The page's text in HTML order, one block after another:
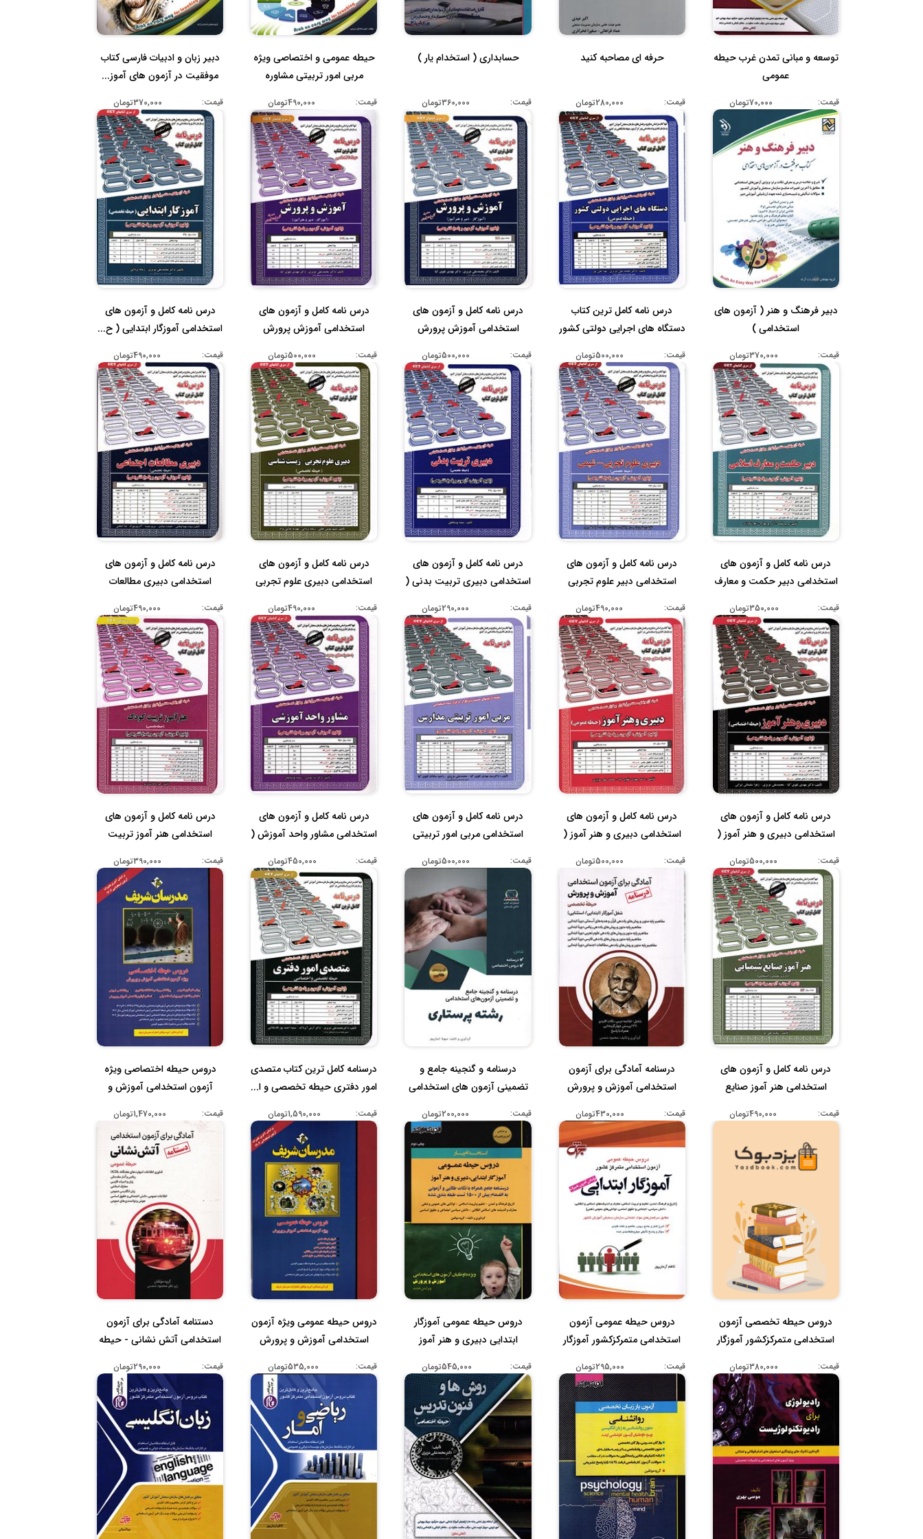
توسعه و مبانی تمدن غرب حیطه
عمومی
قیمت: 70,000تومان
حرفه ای مصاحبه کنید
قیمت: 280,000تومان
حسابداری ( استخدام یار )
قیمت: 360,000تومان
حیطه عمومی و اختصاصی ویژه
مربی امور تربیتی مشاوره
قیمت: 490,000تومان
دبیر زبان و ادبیات فارسی کتاب
موفقیت در آزمون های آموز...
قیمت: 370,000تومان
دبیر فرهنگ و هنر ( آزمون های
استخدامی )
قیمت: 370,000تومان
درس نامه کامل ترین کتاب
دستگاه های اجرایی دولتی کشور
قیمت: 500,000تومان
درس نامه کامل و آزمون های
استخدامی آموزش پرورش
قیمت: 500,000تومان
درس نامه کامل و آزمون های
استخدامی آموزش پرورش
قیمت: 500,000تومان
درس نامه کامل و آزمون های
استخدامی آموزگار ابتدایی ( ح...
قیمت: 490,000تومان
درس نامه کامل و آزمون های
استخدامی دبیر حکمت و معارف
قیمت: 350,000تومان
درس نامه کامل و آزمون های
استخدامی دبیر علوم تجربی
قیمت: 490,000تومان
درس نامه کامل و آزمون های
استخدامی دبیری تربیت بدنی (
قیمت: 290,000تومان
درس نامه کامل و آزمون های
استخدامی دبیری علوم تجربی
قیمت: 490,000تومان
درس نامه کامل و آزمون های
استخدامی دبیری مطالعات
قیمت: 490,000تومان
درس نامه کامل و آزمون های
استخدامی دبیری و هنر آموز (
قیمت: 500,000تومان
درس نامه کامل و آزمون های
استخدامی دبیری و هنر آموز (
قیمت: 500,000تومان
درس نامه کامل و آزمون های
استخدامی مربی امور تربیتی
قیمت: 500,000تومان
درس نامه کامل و آزمون های
استخدامی مشاور واحد آموزش (
قیمت: 450,000تومان
درس نامه کامل و آزمون های
استخدامی هنر آموز تربیت
قیمت: 390,000تومان
درس نامه کامل و آزمون های
استخدامی هنر آموز صنایع
قیمت: 490,000تومان
درسنامه آمادگی برای آزمون
استخدامی آموزش و پرورش
قیمت: 430,000تومان
درسنامه و گنجینه جامع و
تضمینی آزمون های استخدامی
قیمت: 200,000تومان
درسنامه کامل ترین کتاب متصدی
امور دفتری حیطه تخصصی و ا...
قیمت: 1,590,000تومان
دروس حیطه اختصاصی ویژه
آزمون استخدامی آموزش و
قیمت: 1,470,000تومان
دروس حیطه تخصصی آزمون
استخدامی متمرکزکشور آموزگار
قیمت: 380,000تومان
دروس حیطه عمومی آزمون
استخدامی متمرکزکشور آموزگار
قیمت: 295,000تومان
دروس حیطه عمومی آموزگار
ابتدایی دبیری و هنر آموز
قیمت: 545,000تومان
دروس حیطه عمومی ویژه آزمون
استخدامی آموزش و پرورش
قیمت: 535,000تومان
دستنامه آمادگی برای آزمون
استخدامی آتش نشانی - حیطه
قیمت: 290,000تومان